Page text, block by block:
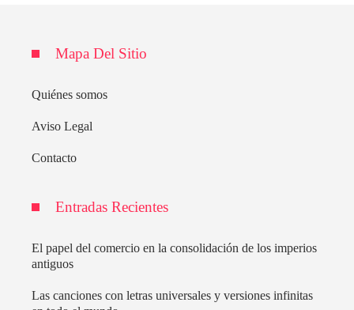
Mapa Del Sitio
Quiénes somos
Aviso Legal
Contacto
Entradas Recientes
El papel del comercio en la consolidación de los imperios
antiguos
Las canciones con letras universales y versiones infinitas